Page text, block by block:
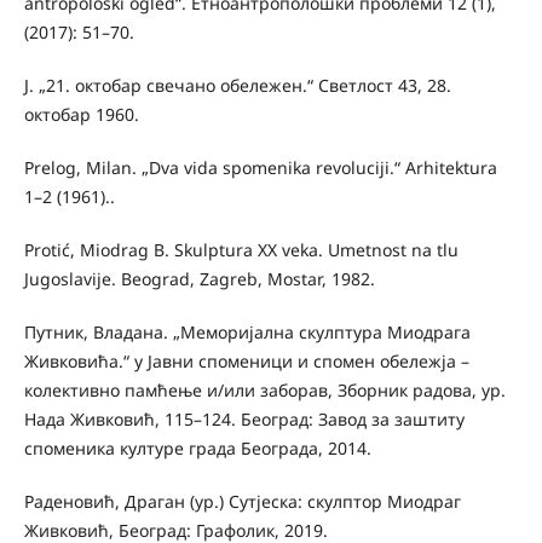
(2017): 51–70.
Ј. „21. октобар свечано обележен.“ Светлост 43, 28.
октобар 1960.
Prelog, Milan. „Dva vida spomenika revoluciji.“ Arhitektura
1–2 (1961)..
Protić, Miodrag B. Skulptura XX veka. Umetnost na tlu
Jugoslavije. Beograd, Zagreb, Mostar, 1982.
Путник, Владана. „Меморијална скулптура Миодрага
Живковића.“ у Јавни споменици и спомен обележја –
колективно памћење и/или заборав, Зборник радова, ур.
Нада Живковић, 115–124. Београд: Завод за заштиту
споменика културе града Београда, 2014.
Раденовић, Драган (ур.) Сутјеска: скулптор Миодраг
Живковић, Београд: Графолик, 2019.